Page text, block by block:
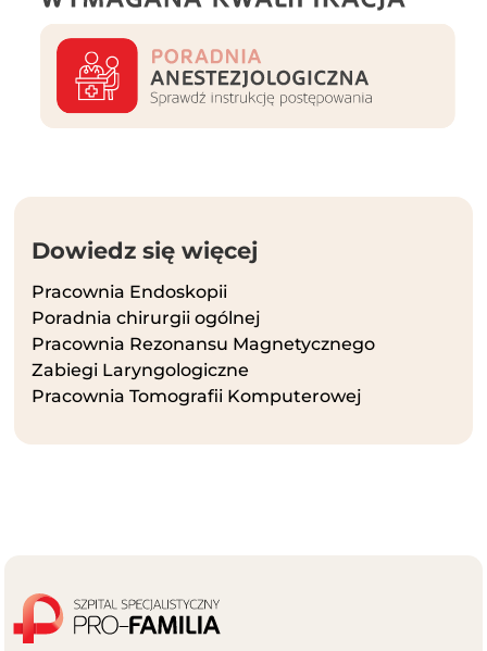
Dowiedz się więcej
Pracownia Endoskopii
Poradnia chirurgii ogólnej
Pracownia Rezonansu Magnetycznego
Zabiegi Laryngologiczne
Pracownia Tomografii Komputerowej